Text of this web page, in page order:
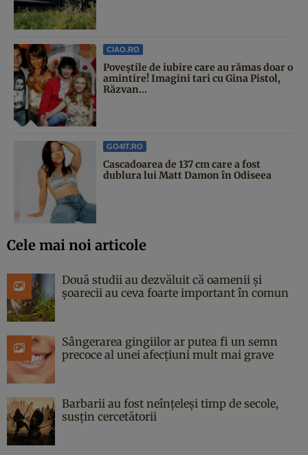
CIAO.RO
Poveştile de iubire care au rămas doar o
amintire! Imagini tari cu Gina Pistol,
Răzvan...
GO4IT.RO
Cascadoarea de 137 cm care a fost
dublura lui Matt Damon în Odiseea
Cele mai noi articole
Două studii au dezvăluit că oamenii și
șoarecii au ceva foarte important în comun
Sângerarea gingiilor ar putea fi un semn
precoce al unei afecțiuni mult mai grave
Barbarii au fost neînțeleși timp de secole,
susțin cercetătorii